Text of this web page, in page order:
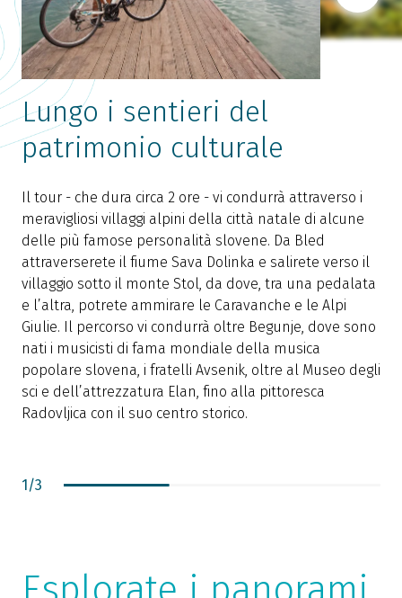
Lungo i sentieri del
patrimonio culturale
Il tour - che dura circa 2 ore - vi condurrà attraverso i
meravigliosi villaggi alpini della città natale di alcune
delle più famose personalità slovene. Da Bled
attraverserete il fiume Sava Dolinka e salirete verso il
villaggio sotto il monte Stol, da dove, tra una pedalata
e l’altra, potrete ammirare le Caravanche e le Alpi
Giulie. Il percorso vi condurrà oltre Begunje, dove sono
nati i musicisti di fama mondiale della musica
popolare slovena, i fratelli Avsenik, oltre al Museo degli
sci e dell’attrezzatura Elan, fino alla pittoresca
Radovljica con il suo centro storico.
1/3